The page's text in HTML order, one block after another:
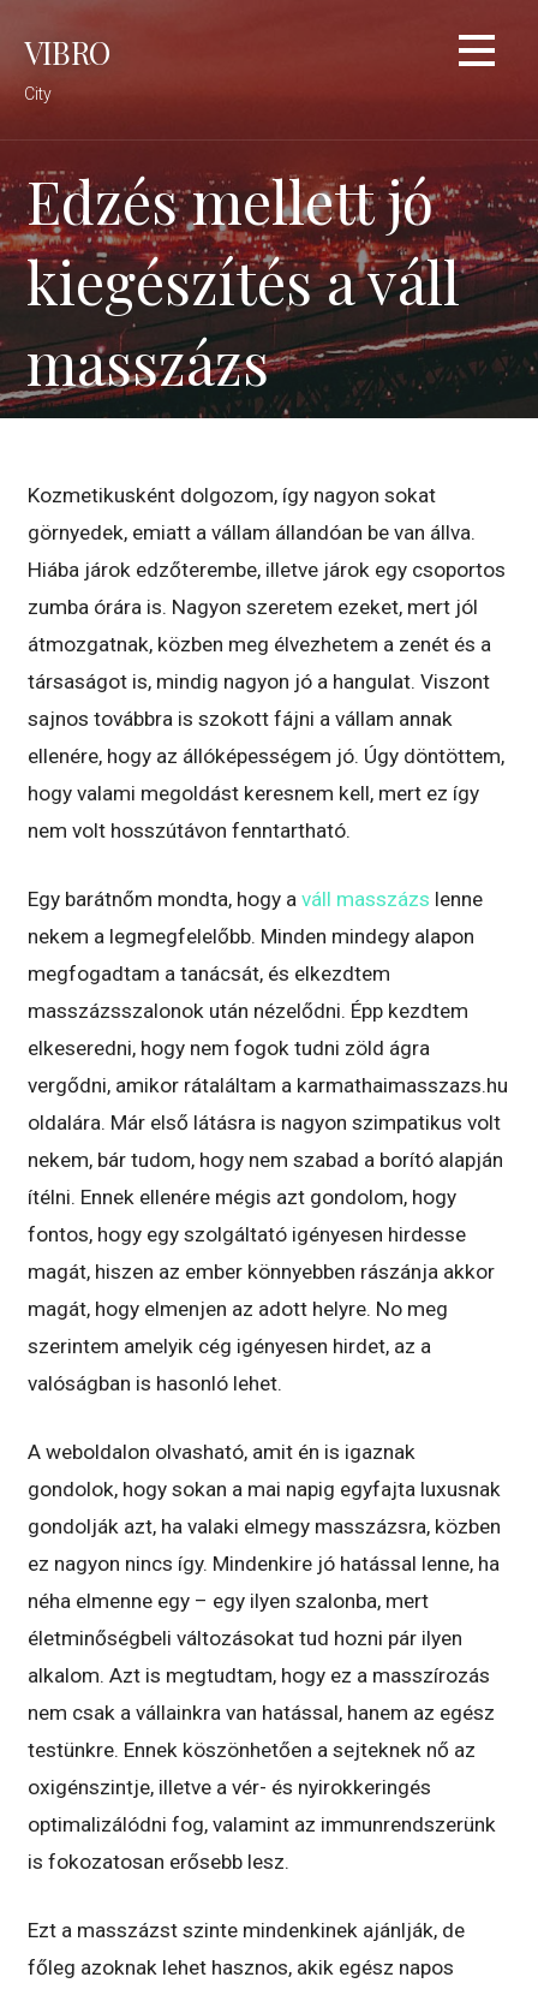
VIBRO
City
Edzés mellett jó
kiegészítés a váll
masszázs
Kozmetikusként dolgozom, így nagyon sokat
görnyedek, emiatt a vállam állandóan be van állva.
Hiába járok edzőterembe, illetve járok egy csoportos
zumba órára is. Nagyon szeretem ezeket, mert jól
átmozgatnak, közben meg élvezhetem a zenét és a
társaságot is, mindig nagyon jó a hangulat. Viszont
sajnos továbbra is szokott fájni a vállam annak
ellenére, hogy az állóképességem jó. Úgy döntöttem,
hogy valami megoldást keresnem kell, mert ez így
nem volt hosszútávon fenntartható.
Egy barátnőm mondta, hogy aváll masszázs lenne
nekem a legmegfelelőbb. Minden mindegy alapon
megfogadtam a tanácsát, és elkezdtem
masszázsszalonok után nézelődni. Épp kezdtem
elkeseredni, hogy nem fogok tudni zöld ágra
vergődni, amikor rátaláltam a karmathaimasszazs.hu
oldalára. Már első látásra is nagyon szimpatikus volt
nekem, bár tudom, hogy nem szabad a borító alapján
ítélni. Ennek ellenére mégis azt gondolom, hogy
fontos, hogy egy szolgáltató igényesen hirdesse
magát, hiszen az ember könnyebben rászánja akkor
magát, hogy elmenjen az adott helyre. No meg
szerintem amelyik cég igényesen hirdet, az a
valóságban is hasonló lehet.
A weboldalon olvasható, amit én is igaznak
gondolok, hogy sokan a mai napig egyfajta luxusnak
gondolják azt, ha valaki elmegy masszázsra, közben
ez nagyon nincs így. Mindenkire jó hatással lenne, ha
néha elmenne egy – egy ilyen szalonba, mert
életminőségbeli változásokat tud hozni pár ilyen
alkalom. Azt is megtudtam, hogy ez a masszírozás
nem csak a vállainkra van hatással, hanem az egész
testünkre. Ennek köszönhetően a sejteknek nő az
oxigénszintje, illetve a vér- és nyirokkeringés
optimalizálódni fog, valamint az immunrendszerünk
is fokozatosan erősebb lesz.
Ezt a masszázst szinte mindenkinek ajánlják, de
főleg azoknak lehet hasznos, akik egész napos